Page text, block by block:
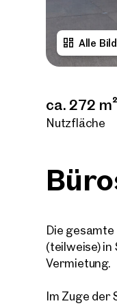
Alle
ca. 272 m²
Nutzfläche
Die
(teilweise)
Vermietung.
Im Zuge der